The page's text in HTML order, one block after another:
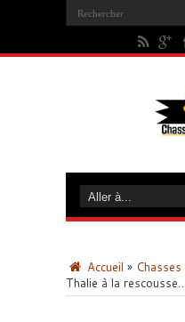
Accueil »
Thalie à la